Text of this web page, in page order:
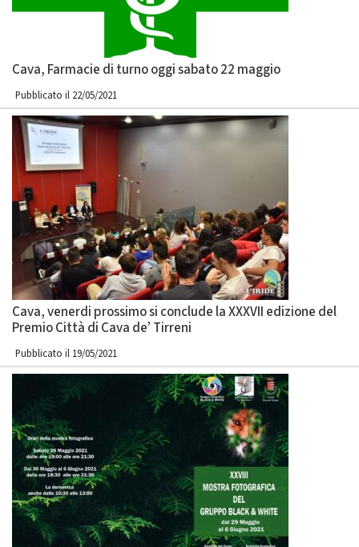
Cava, Farmacie di turno oggi sabato 22 maggio
Pubblicato il 22/05/2021
Cava, venerdi prossimo si conclude la XXXVII edizione del
Premio Città di Cava de’ Tirreni
Pubblicato il 19/05/2021